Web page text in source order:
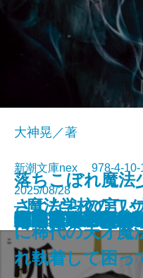
厳島
伊勢大名の関ヶ
筋肉と脂肪 身
マイブック
ネバーランド
ビッグ・バウン
穢れなき者へ
鬼の花婿 幽世
さよならの言い
い。10
蜘蛛屋敷の殺人
大神晃／著
新潮文庫nex 978-4-
2025/08/28
龍ノ国幻想8 呱
闇抜け─密命船
悲鳴
審議官─隠蔽捜
定形外郵便
小説作法の奥義
ファウンテンブ
磔の地
眠れるアンナ・
落ちこぼれ魔法
─魔法学校のワ
に稀代の天才魔
れ執着して困っ